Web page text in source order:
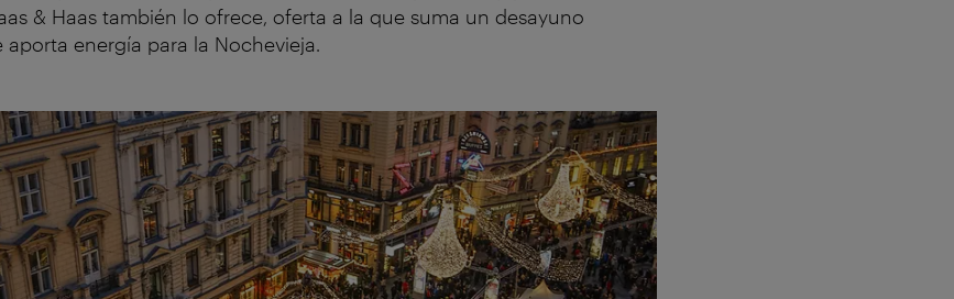
& Haas también lo ofrece, oferta a la que suma un desayuno
energía para la Nochevieja.